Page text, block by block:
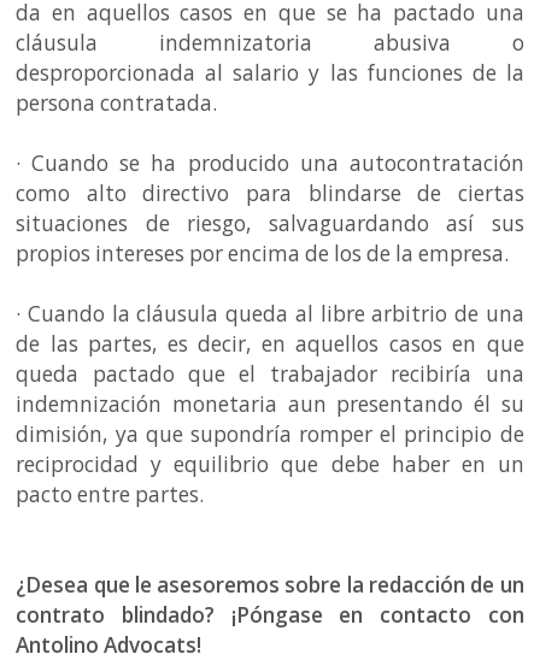
da en aquellos casos en que se ha pactado una
cláusula indemnizatoria abusiva o
desproporcionada al salario y las funciones de la
persona contratada.
· Cuando se ha producido una autocontratación
como alto directivo para blindarse de ciertas
situaciones de riesgo, salvaguardando así sus
propios intereses por encima de los de la empresa.
· Cuando la cláusula queda al libre arbitrio de una
de las partes, es decir, en aquellos casos en que
queda pactado que el trabajador recibiría una
indemnización monetaria aun presentando él su
dimisión, ya que supondría romper el principio de
reciprocidad y equilibrio que debe haber en un
pacto entre partes.
¿Desea que le asesoremos sobre la redacción de un
contrato blindado? ¡Póngase en contacto con
Antolino Advocats!